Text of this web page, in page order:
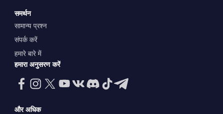
समर्थन
सामान्य प्रश्न
संपर्क करें
हमारे बारे में
हमारा अनुसरण करें
और अधिक